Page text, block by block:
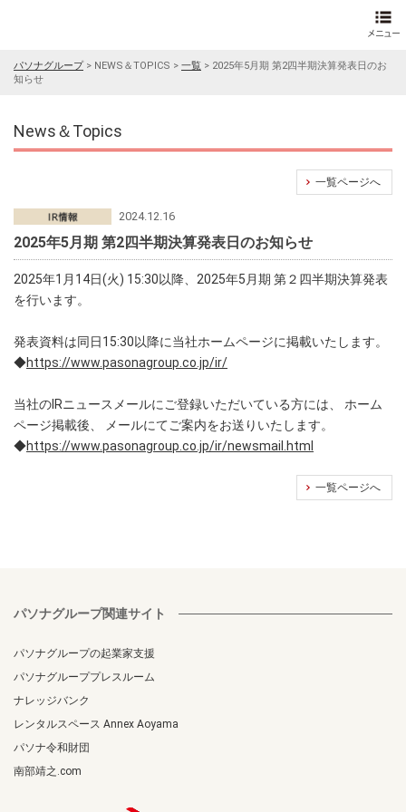
パソナグループ> NEWS＆TOPICS > 一覧 > 2025年5月期 第2四半期決算発表日のお
知らせ
News＆Topics
一覧ページへ
2024.12.16
2025年5月期 第2四半期決算発表日のお知らせ
2025年1月14日(火) 15:30以降、2025年5月期 第２四半期決算発表
を行います。
発表資料は同日15:30以降に当社ホームページに掲載いたします。
◆https://www.pasonagroup.co.jp/ir/
当社のIRニュースメールにご登録いただいている方には、 ホーム
ページ掲載後、 メールにてご案内をお送りいたします。
◆https://www.pasonagroup.co.jp/ir/newsmail.html
一覧ページへ
パソナグループ関連サイト
パソナグループの起業家支援
パソナグループプレスルーム
ナレッジバンク
レンタルスペース Annex Aoyama
パソナ令和財団
南部靖之.com